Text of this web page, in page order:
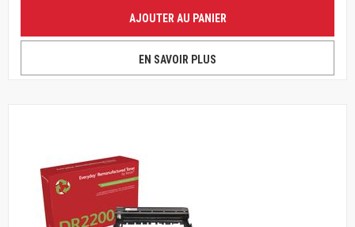
AJOUTER AU PANIER
EN SAVOIR PLUS